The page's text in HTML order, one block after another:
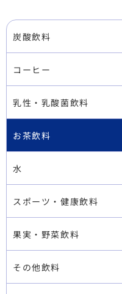
炭酸飲料
コーヒー
乳性・乳酸菌飲料
お茶飲料
水
スポーツ・健康飲料
果実・野菜飲料
その他飲料